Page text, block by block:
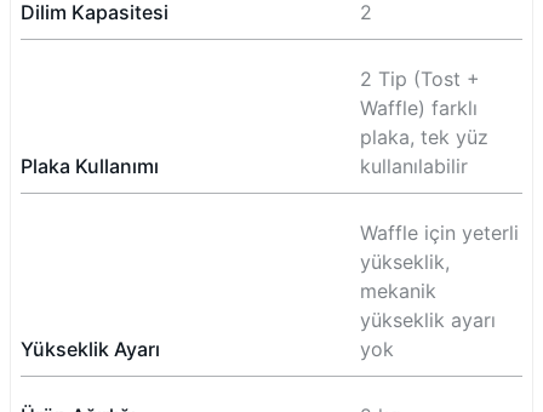
Dilim Kapasitesi 2
Plaka Kullanımı
2 Tip (Tost +
Waffle) farklı
plaka, tek yüz
kullanılabilir
Yükseklik Ayarı
Waffle için yeterli
yükseklik,
mekanik
yükseklik ayarı
yok